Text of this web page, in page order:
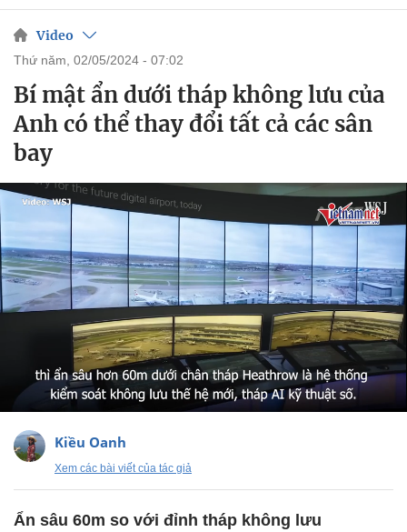
Video
thứ năm, 02/05/2024 - 07:02
Bí mật ẩn dưới tháp không lưu của
Anh có thể thay đổi tất cả các sân
bay
Kiều Oanh
Xem các bài viết của tác giả
Ẩn sâu 60m so với đỉnh tháp không lưu